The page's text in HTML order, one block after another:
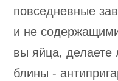
повседневные
и не
вы яйца, делаете
блины -